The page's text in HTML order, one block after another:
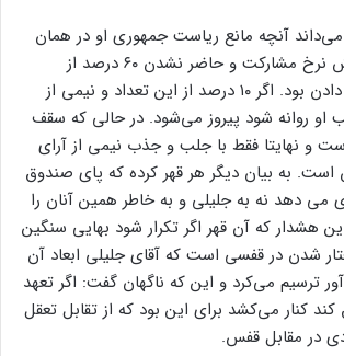
کرد؟ کدام بنگاه را تا به حال اداره کرده‌ای؟
آنچه مانع ریاست جمهوری او در همان
مرحله اول شد کاهش نرخ مشارکت و حاضر نشدن ۶۰ درصد از
واجدین شرایط رای دادن بود. اگر ۱۰ درصد از این تعداد و نیمی از
او روانه شود پیروز می‌شود. در حالی که سقف
و نهایتا فقط با جلب و جذب نیمی از آرای
است. به بیان دیگر هر قهر کرده که پای صندوق
می دهد نه به جلیلی و به خاطر همین آنان را
هشدار که آن قهر اگر تکرار شود بهایی سنگین
شدن در قفسی است که آقای جلیلی ابعاد آن
ترسیم می‌کرد و این که ناگهان گفت: اگر تعهد